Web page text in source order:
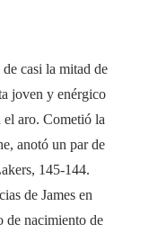
casi la mitad de
joven y enérgico
el aro. Cometió la
anotó un par de
145-144.
de James en
de nacimiento de